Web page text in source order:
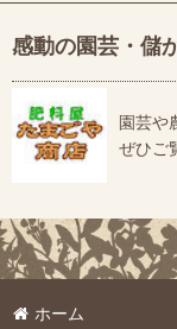
感動の園芸・儲
園芸や
ぜひご
ホーム